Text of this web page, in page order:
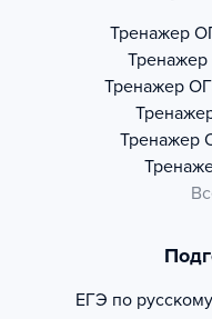
Тренажер
Тренажер
Тренажер
Тренажер
ЕГЭ по